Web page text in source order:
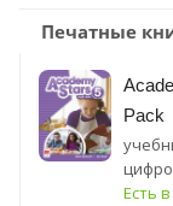
Печатные
Pack
Есть